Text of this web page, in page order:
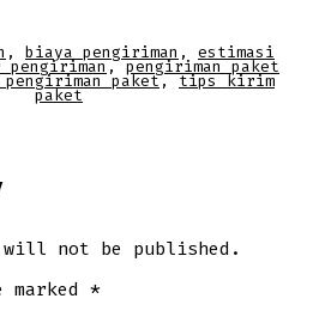
, biaya pengiriman , estimasi
,pengiriman paket
pengiriman paket,tips kirim
paket
will not be published.
marked*